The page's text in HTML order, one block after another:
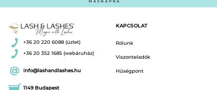
MÁSNAPRA
+36 20 220 6088 (üzlet)
+36 20 352 1685 (webáruház)
info@lashandlashes.hu
1149 Budapest
KAPCSOLAT
Rólunk
Viszonteladók
Hűségpont